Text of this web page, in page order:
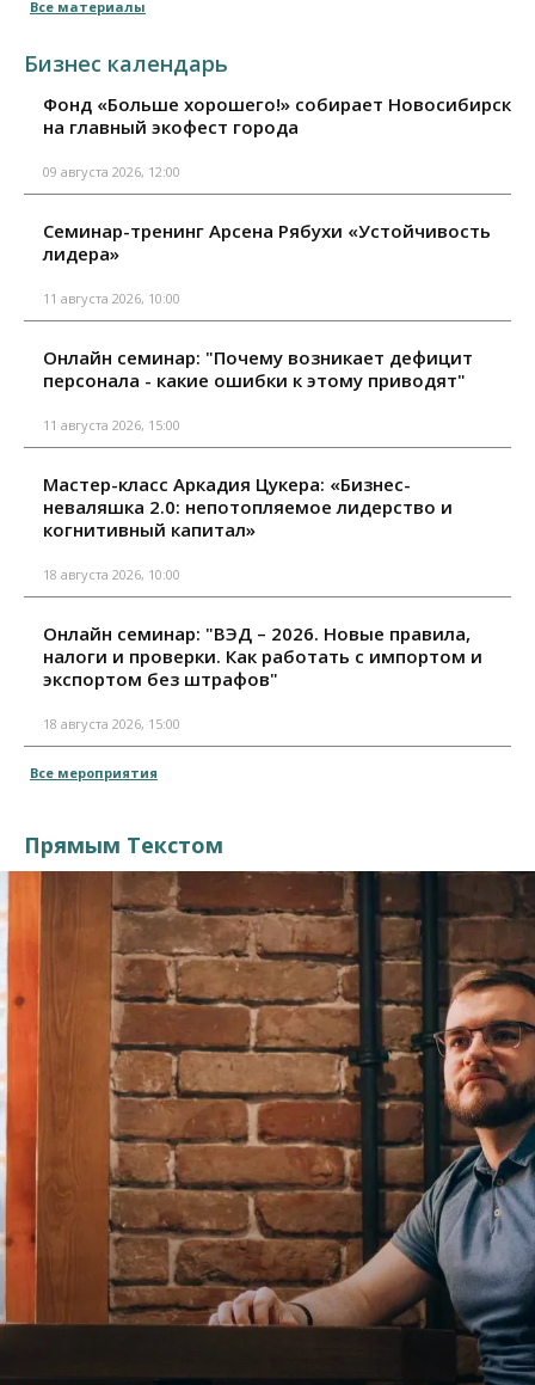
Все материалы
Бизнес календарь
Фонд «Больше хорошего!» собирает Новосибирск
на главный экофест города
09 августа 2026, 12:00
Семинар-тренинг Арсена Рябухи «Устойчивость
лидера»
11 августа 2026, 10:00
Онлайн семинар: "Почему возникает дефицит
персонала - какие ошибки к этому приводят"
11 августа 2026, 15:00
Мастер-класс Аркадия Цукера: «Бизнес-
неваляшка 2.0: непотопляемое лидерство и
когнитивный капитал»
18 августа 2026, 10:00
Онлайн семинар: "ВЭД – 2026. Новые правила,
налоги и проверки. Как работать с импортом и
экспортом без штрафов"
18 августа 2026, 15:00
Все мероприятия
Прямым Текстом